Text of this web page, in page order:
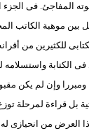
المفاجئ. فى الجزء
بين موهبة
للكثيرين من
الكتابة
وإن لم يكن
قراءة لمرحلة
هذا العرض من